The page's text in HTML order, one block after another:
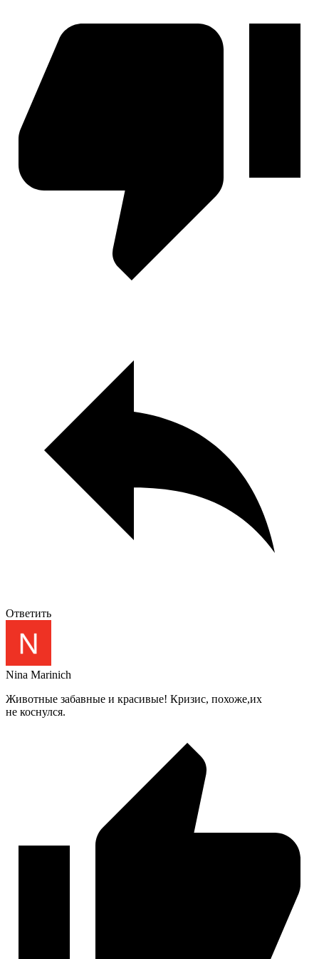
Ответить
Nina Marinich
Животные забавные и красивые! Кризис, похоже,их
не коснулся.